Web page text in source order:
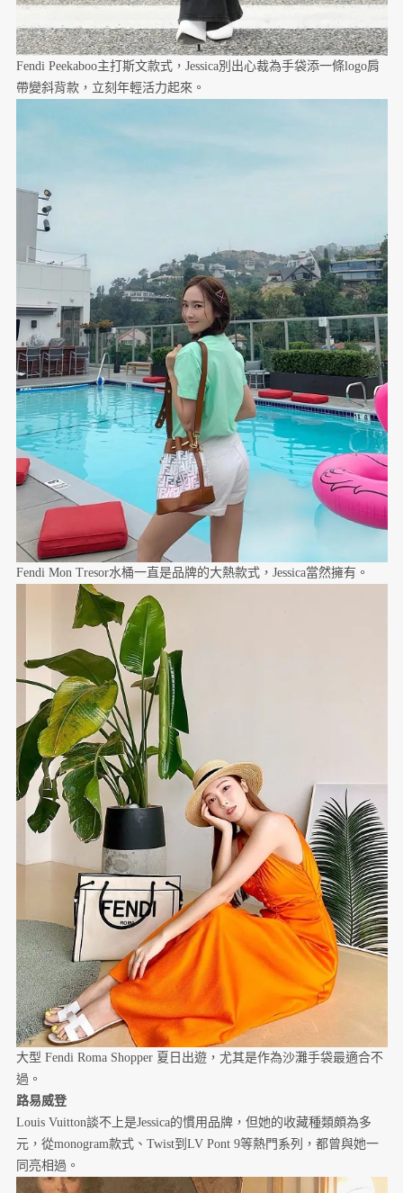
Fendi Peekaboo主打斯文款式，Jessica別出心裁為手袋添一條logo肩
帶變斜背款，立刻年輕活力起來。
Fendi Mon Tresor水桶一直是品牌的大熱款式，Jessica當然擁有。
大型 Fendi Roma Shopper 夏日出遊，尤其是作為沙灘手袋最適合不
過。
路易威登
Louis Vuitton談不上是Jessica的慣用品牌，但她的收藏種類頗為多
元，從monogram款式、Twist到LV Pont 9等熱門系列，都曾與她一
同亮相過。